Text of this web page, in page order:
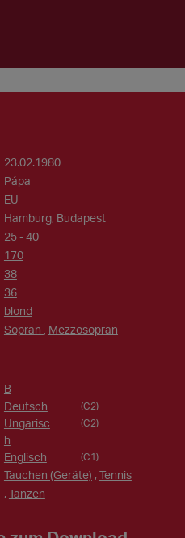
23.02.1980
Pápa
EU
Hamburg, Budapest
25 - 40
170
38
36
blond
Sopran Mezzosopran
B
Deutsch (C2)
Ungarisc
h
(C2)
Englisch (C1)
Tauchen (Geräte) ,Tennis
,Tanzen